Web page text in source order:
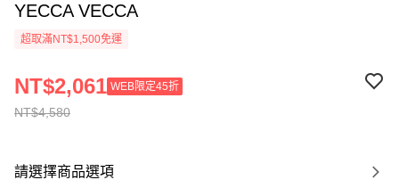
YECCA VECCA
超取滿NT$1,500免運
NT$4,580
NT$2,061 WEB限定45折
請選擇商品選項